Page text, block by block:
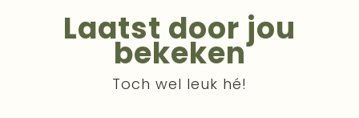
Laatst door jou
bekeken
Toch wel leuk hé!